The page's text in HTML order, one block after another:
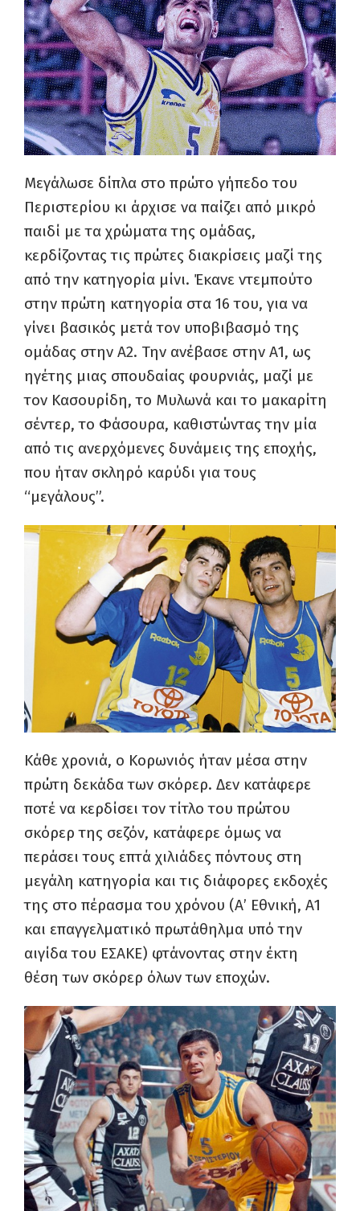
Μεγάλωσε δίπλα στο πρώτο γήπεδο του
Περιστερίου κι άρχισε να παίζει από μικρό
παιδί με τα χρώματα της ομάδας,
κερδίζοντας τις πρώτες διακρίσεις μαζί της
από την κατηγορία μίνι. Έκανε ντεμπούτο
στην πρώτη κατηγορία στα 16 του, για να
γίνει βασικός μετά τον υποβιβασμό της
ομάδας στην Α2. Την ανέβασε στην Α1, ως
ηγέτης μιας σπουδαίας φουρνιάς, μαζί με
τον Κασουρίδη, το Μυλωνά και το μακαρίτη
σέντερ, το Φάσουρα, καθιστώντας την μία
από τις ανερχόμενες δυνάμεις της εποχής,
που ήταν σκληρό καρύδι για τους
“μεγάλους”.
Κάθε χρονιά, ο Κορωνιός ήταν μέσα στην
πρώτη δεκάδα των σκόρερ. Δεν κατάφερε
ποτέ να κερδίσει τον τίτλο του πρώτου
σκόρερ της σεζόν, κατάφερε όμως να
περάσει τους επτά χιλιάδες πόντους στη
μεγάλη κατηγορία και τις διάφορες εκδοχές
της στο πέρασμα του χρόνου (Α’ Εθνική, Α1
και επαγγελματικό πρωτάθηλμα υπό την
αιγίδα του ΕΣΑΚΕ) φτάνοντας στην έκτη
θέση των σκόρερ όλων των εποχών.